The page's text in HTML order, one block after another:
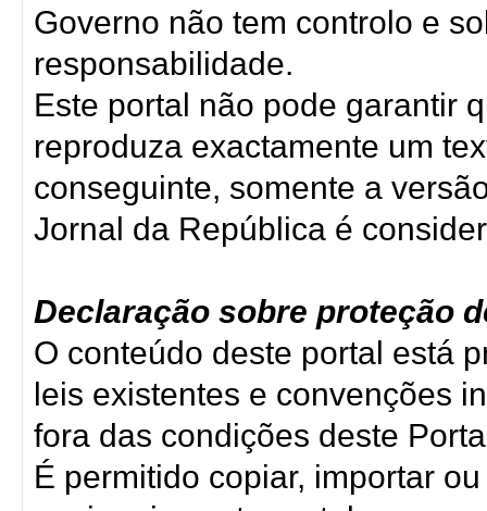
Governo não tem controlo e
responsabilidade.
Este portal não pode garantir
reproduza exactamente um
conseguinte, somente a
Jornal da República é
Declaração sobre proteção
O conteúdo deste portal está
leis existentes e convenções
fora das condições deste
É permitido copiar, importar